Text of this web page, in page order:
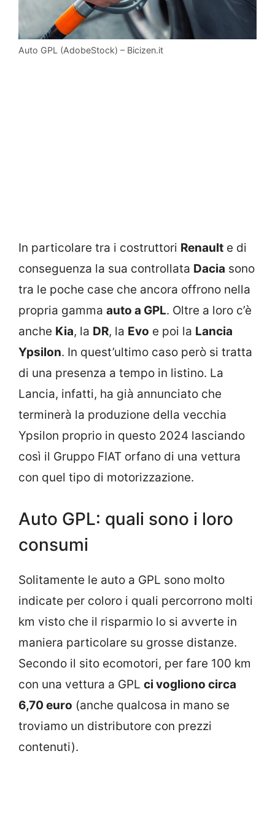
Auto GPL (AdobeStock) – Bicizen.it
In particolare tra i costruttori Renault e di
conseguenza la sua controllata Dacia sono
tra le poche case che ancora offrono nella
propria gamma auto a GPL. Oltre a loro c’è
anche Kia, la DR, la Evo e poi la Lancia
Ypsilon. In quest’ultimo caso però si tratta
di una presenza a tempo in listino. La
Lancia, infatti, ha già annunciato che
terminerà la produzione della vecchia
Ypsilon proprio in questo 2024 lasciando
così il Gruppo FIAT orfano di una vettura
con quel tipo di motorizzazione.
Auto GPL: quali sono i loro
consumi
Solitamente le auto a GPL sono molto
indicate per coloro i quali percorrono molti
km visto che il risparmio lo si avverte in
maniera particolare su grosse distanze.
Secondo il sito ecomotori, per fare 100 km
con una vettura a GPL ci vogliono circa
6,70 euro (anche qualcosa in mano se
troviamo un distributore con prezzi
contenuti).